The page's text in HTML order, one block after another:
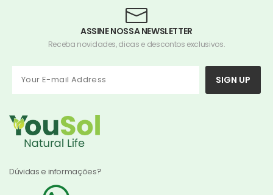
ASSINE NOSSA NEWSLETTER
Receba novidades, dicas e descontos exclusivos.
SIGN UP
Dúvidas e informações?